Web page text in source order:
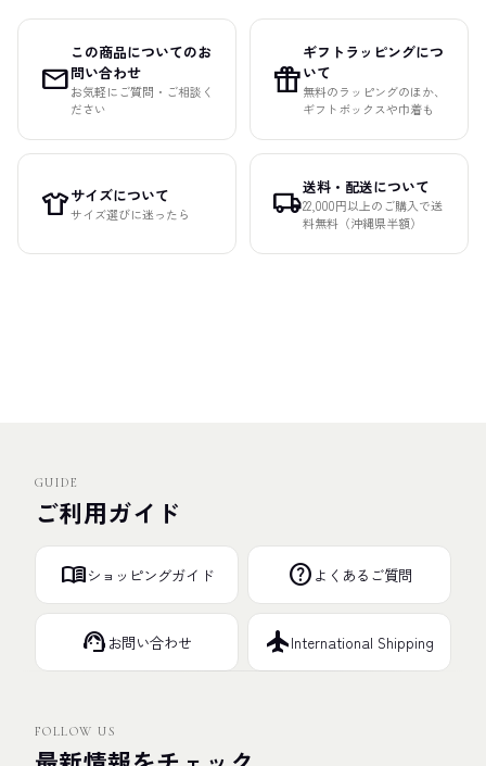
mail
この商品についてのお
問い合わせ
お気軽にご質問・ご相談く
ださい
featured_seasonal_and_gifts
ギフトラッピングにつ
いて
無料のラッピングのほか、
ギフトボックスや巾着も
apparelサイズについて
サイズ選びに迷ったら local_shipping送料・配送について
22,000円以上のご購入で送
料無料（沖縄県半額）
GUIDE
ご利用ガイド
menu_bookショッピングガイド help よくあるご質問
support_agent お問い合わせ flightInternational Shipping
FOLLOW US